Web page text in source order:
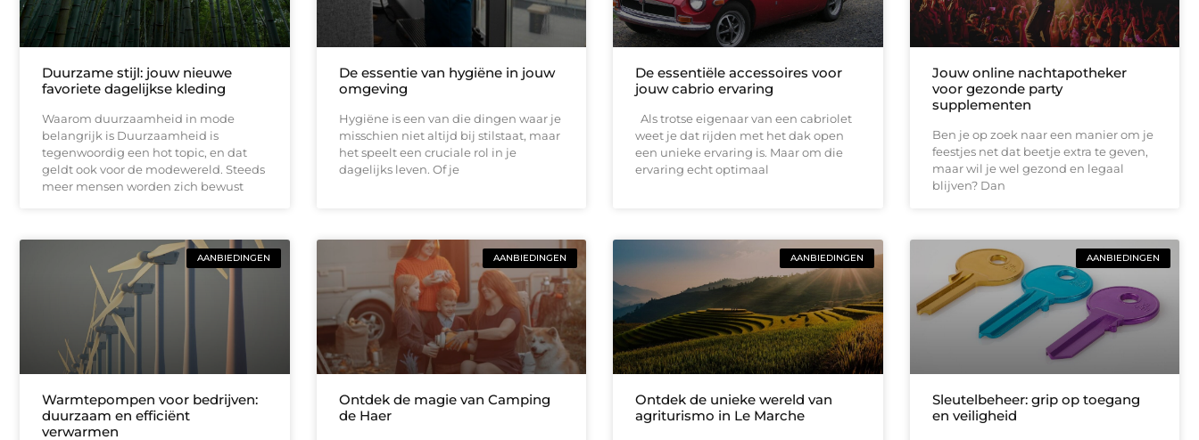
Duurzame stijl: jouw nieuwe
favoriete dagelijkse kleding
Waarom duurzaamheid in mode
belangrijk is Duurzaamheid is
tegenwoordig een hot topic, en dat
geldt ook voor de modewereld. Steeds
meer mensen worden zich bewust
De essentie van hygiëne in jouw
omgeving
Hygiëne is een van die dingen waar je
misschien niet altijd bij stilstaat, maar
het speelt een cruciale rol in je
dagelijks leven. Of je
De essentiële accessoires voor
jouw cabrio ervaring
Als trotse eigenaar van een cabriolet
weet je dat rijden met het dak open
een unieke ervaring is. Maar om die
ervaring echt optimaal
Jouw online nachtapotheker
voor gezonde party
supplementen
Ben je op zoek naar een manier om je
feestjes net dat beetje extra te geven,
maar wil je wel gezond en legaal
blijven? Dan
AANBIEDINGEN
Warmtepompen voor bedrijven:
duurzaam en efficiënt
verwarmen
AANBIEDINGEN
Ontdek de magie van Camping
de Haer
AANBIEDINGEN
Ontdek de unieke wereld van
agriturismo in Le Marche
AANBIEDINGEN
Sleutelbeheer: grip op toegang
en veiligheid